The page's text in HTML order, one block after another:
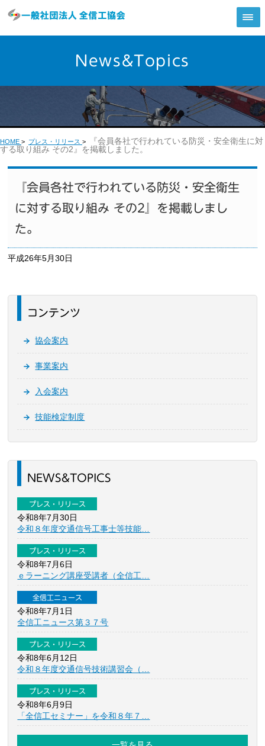
News&Topics
HOME > プレス・リリース >
『会員各社で行われている防災・安全衛生に対
する取り組み その2』を掲載しました。
『会員各社で行われている防災・安全衛生
に対する取り組み その2』を掲載しまし
た。
平成26年5月30日
コンテンツ
協会案内
事業案内
入会案内
技能検定制度
NEWS&TOPICS
プレス・リリース
令和8年7月30日
令和８年度交通信号工事士等技能…
プレス・リリース
令和8年7月6日
ｅラーニング講座受講者（全信工…
全信工ニュース
令和8年7月1日
全信工ニュース第３７号
プレス・リリース
令和8年6月12日
令和８年度交通信号技術講習会（…
プレス・リリース
令和8年6月9日
「全信工セミナー」を令和８年７…